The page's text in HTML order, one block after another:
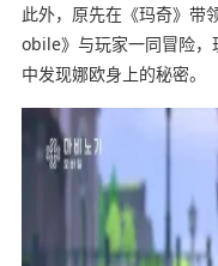
此外，原先在《玛奇》带
obile》与玩家一同冒险，
中发现娜欧身上的秘密。